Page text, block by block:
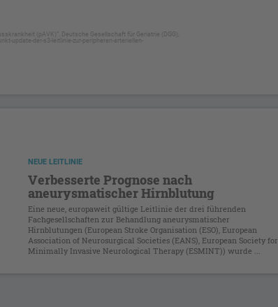
(pAVK)“. Deutsche Gesellschaft für Geriatrie (DGG),
update-der-s3-leitlinie-zur-peripheren-arteriellen-
NEUE LEITLINIE
Verbesserte Prognose nach
aneurysmatischer Hirnblutung
Eine neue, europaweit gültige Leitlinie der drei führenden
Fachgesellschaften zur Behandlung aneurysmatischer
Hirnblutungen (European Stroke Organisation (ESO), European
Association of Neurosurgical Societies (EANS), European Society for
Minimally Invasive Neurological Therapy (ESMINT)) wurde ...